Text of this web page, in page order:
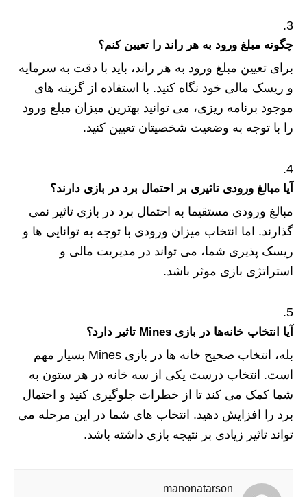
چگونه مبلغ ورود به هر راند را تعیین کنم؟
برای تعیین مبلغ ورود به هر راند، باید با دقت به سرمایه
و ریسک مالی خود نگاه کنید. با استفاده از گزینه‌ های
موجود برنامه‌ ریزی، می‌ توانید بهترین میزان مبلغ ورود
را با توجه به وضعیت شخصیتان تعیین کنید.
آیا مبالغ ورودی تاثیری بر احتمال برد در بازی دارند؟
مبالغ ورودی مستقیما به احتمال برد در بازی تاثیر نمی‌
گذارند. اما انتخاب میزان ورودی با توجه به توانایی‌ ها و
ریسک‌ پذیری شما، می‌ تواند در مدیریت مالی و
استراتژی بازی موثر باشد.
آیا انتخاب خانه‌ها در بازی Mines تاثیر دارد؟
بله، انتخاب صحیح خانه‌ ها در بازی Mines بسیار مهم
است. انتخاب درست یکی از سه خانه در هر ستون به
شما کمک می‌ کند تا از خطرات جلوگیری کنید و احتمال
برد را افزایش دهید. انتخاب‌ های شما در این مرحله می‌
تواند تاثیر زیادی بر نتیجه بازی داشته باشد.
manonatarson